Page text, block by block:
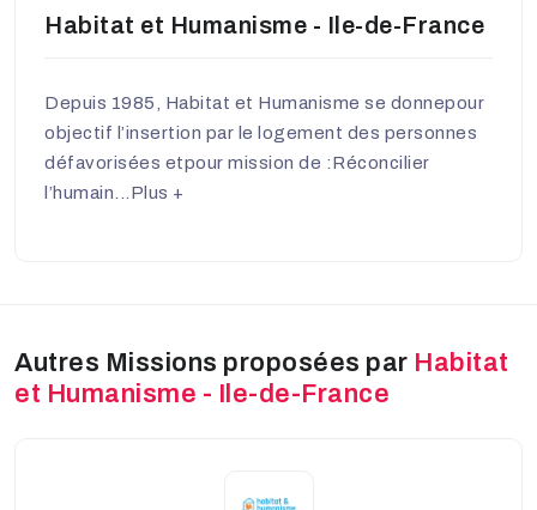
Habitat et Humanisme - Ile-de-France
Depuis 1985, Habitat et Humanisme se donnepour
objectif l’insertion par le logement des personnes
défavorisées etpour mission de :Réconcilier
l’humain... Plus +
Autres Missions proposées par Habitat
et Humanisme - Ile-de-France